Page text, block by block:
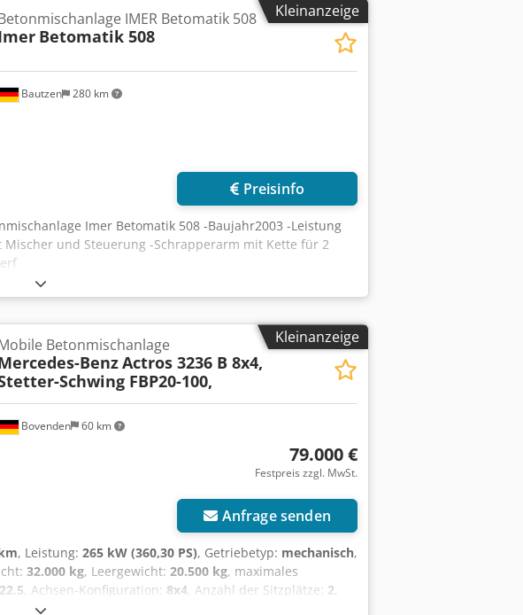
Kleinanzeige
Bautzen 280 km
IMER Betomatik 508
Betomatik 508
Preisinfo
Imer Betomatik 508 -Baujahr2003 -Leistung
und Steuerung -Schrapperarm mit Kette für 2
Kleinanzeige
Bovenden 60 km
Betonmischanlage
BenzActros 3236 B 8x4,
Schwing FBP20-100,
79.000 €
Festpreis zzgl. MwSt.
Anfrage senden
, Leistung: 265 kW (360,30 PS), Getriebetyp: mechanisch,
32.000 kg, Leergewicht: 20.500 kg, maximales
, Achsen-Konfiguration: 8x4 , Anzahl der Sitzplätze: 2
, Bremsen: